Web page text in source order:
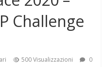
Challenge
500 Visualizzazioni
0